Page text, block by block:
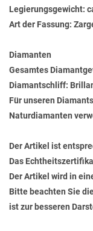
Legierungsgewicht:
Art der Fassung:
Diamanten
Gesamtes
Diamantschliff:
Für unseren
Naturdiamanten
Der Artikel ist
Das
Der Artikel wird in
Bitte beachten Sie
ist zur besseren